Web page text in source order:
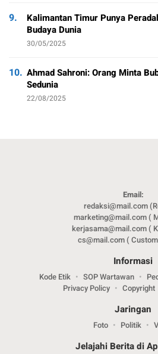
9.
Kalimantan Timur Punya
Budaya Dunia
30/05/2025
10. Ahmad Sahroni: Orang Minta
Sedunia
22/08/2025
Email:
redaksi@mail.com
marketing@mail.com (
kerjasama@mail.com (
cs@mail.com (
Informasi
Kode Etik SOP Wartawan
Privacy Policy
Copyright
Jaringan
Foto Politik
Jelajahi Berita di